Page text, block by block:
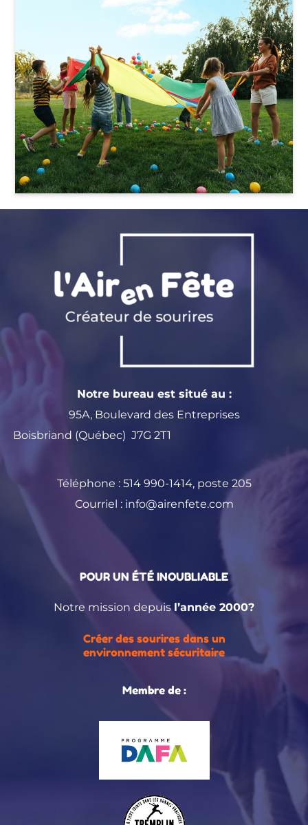
Notre bureau est situé au :
95A, Boulevard des Entreprises
Boisbriand (Québec) J7G 2T1
Téléphone : 514 990-1414, poste 205
Courriel : info@airenfete.com
POUR UN ÉTÉ INOUBLIABLE
Notre mission depuis l’année 2000?
Créer des sourires dans un
environnement sécuritaire
Membre de :